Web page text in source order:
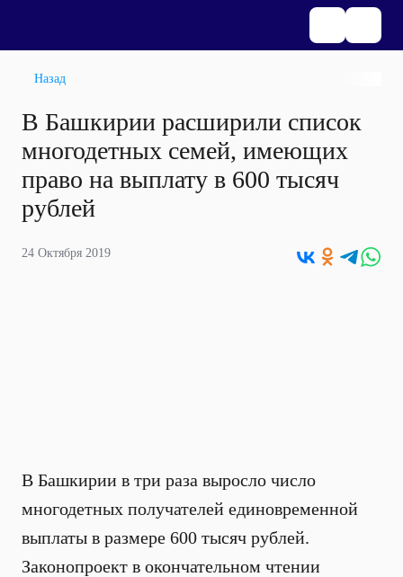
Назад
В Башкирии расширили список
многодетных семей, имеющих
право на выплату в 600 тысяч
рублей
24 Октября 2019
В Башкирии в три раза выросло число
многодетных получателей единовременной
выплаты в размере 600 тысяч рублей.
Законопроект в окончательном чтении